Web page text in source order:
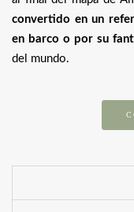
convertido en un
en barco o por su
del mundo.